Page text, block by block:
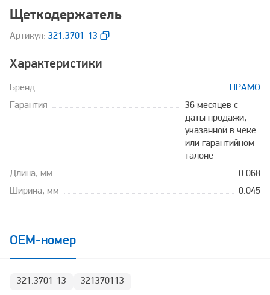
Щеткодержатель
Aртикул: 321.3701-13
Характеристики
Бренд
ПРАМО
Гарантия
36 месяцев с
даты продажи,
указанной в чеке
или гарантийном
талоне
Длина, мм
0.068
Ширина, мм
0.045
OEM-номер
321.3701-13 321370113